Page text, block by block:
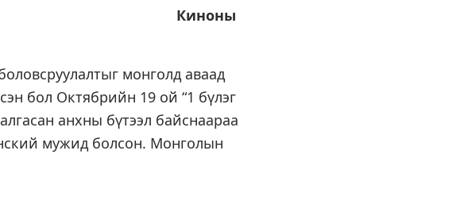
монголд аваад
бол Октябрийн 19 ой “1 бүлэг
анхны бүтээл байснаараа
мужид болсон. Монголын